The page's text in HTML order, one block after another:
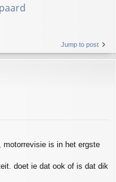
Jump to post
motorrevisie is in het ergste
doet ie dat ook of is dat dik